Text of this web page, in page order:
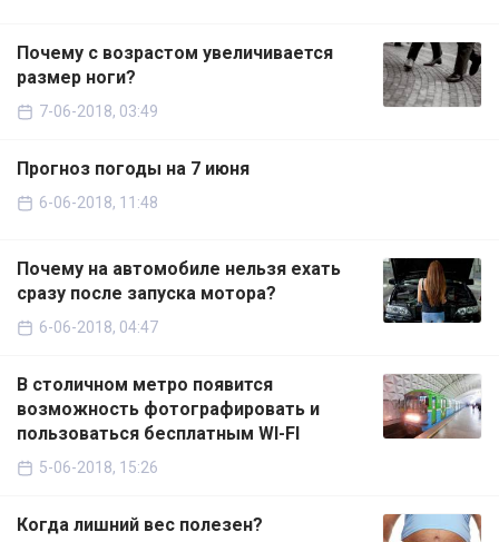
Почему с возрастом увеличивается
размер ноги?
7-06-2018, 03:49
Прогноз погоды на 7 июня
6-06-2018, 11:48
Почему на автомобиле нельзя ехать
сразу после запуска мотора?
6-06-2018, 04:47
В столичном метро появится
возможность фотографировать и
пользоваться бесплатным WI-FI
5-06-2018, 15:26
Когда лишний вес полезен?